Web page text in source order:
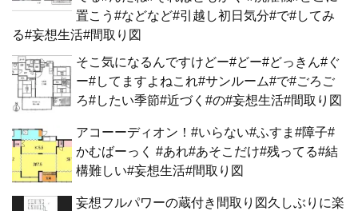
置こう#などなど#引越し初日気分#で#してみ
る#妄想生活#間取り図
そこ気になるんですけどー#どー#どっきん#ぐ
ー#してますよねこれ#サンルーム#で#ごろご
ろ#したい季節#近づく#の#妄想生活#間取り図
アコーーディオン！#いらない#ふすま#障子#
かむばーっく #あれ#あそこだけ#残ってる#結
構難しい#妄想生活#間取り図
妄想フルパワーの蔵付き間取り図久しぶりに楽